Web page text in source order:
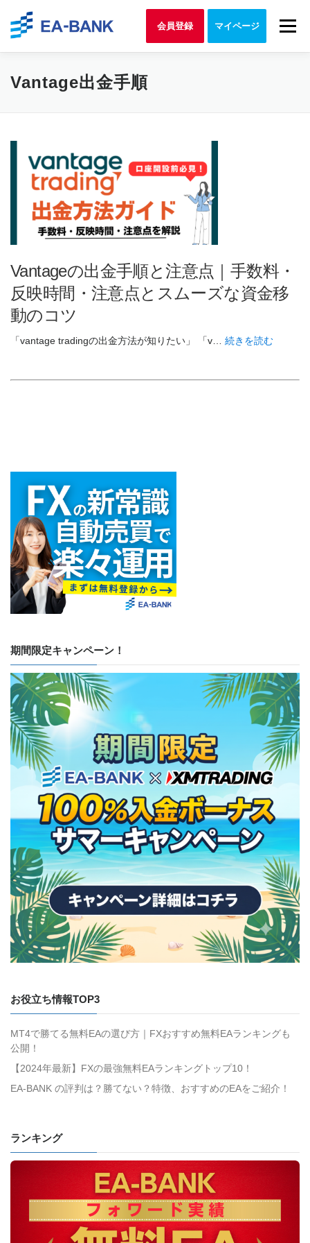
Menu
会員登録 マイページ
Vantage出金手順
Vantageの出金手順と注意点｜手数料・
反映時間・注意点とスムーズな資金移
動のコツ
「vantage tradingの出金方法が知りたい」 「v… 続きを読む
期間限定キャンペーン！
お役立ち情報TOP3
MT4で勝てる無料EAの選び方｜FXおすすめ無料EAランキングも
公開！
【2024年最新】FXの最強無料EAランキングトップ10！
EA-BANK の評判は？勝てない？特徴、おすすめのEAをご紹介！
ランキング